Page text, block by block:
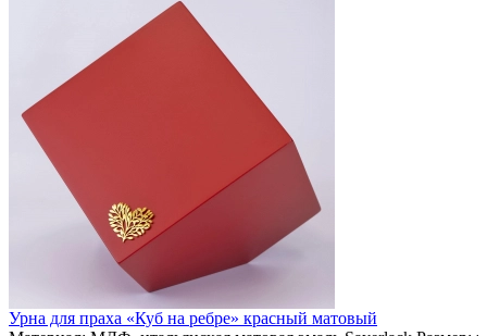
Урна для праха «Куб на ребре» красный матовый